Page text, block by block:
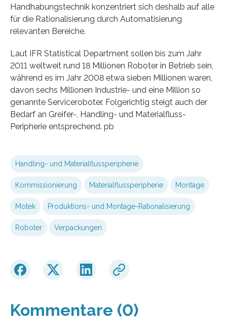
Handhabungstechnik konzentriert sich deshalb auf alle
für die Rationalisierung durch Automatisierung
relevanten Bereiche.
Laut IFR Statistical Department sollen bis zum Jahr
2011 weltweit rund 18 Millionen Roboter in Betrieb sein,
während es im Jahr 2008 etwa sieben Millionen waren,
davon sechs Millionen Industrie- und eine Million so
genannte Serviceroboter. Folgerichtig steigt auch der
Bedarf an Greifer-, Handling- und Materialfluss-
Peripherie entsprechend. pb
Handling- und Materialflussperipherie
Kommissionierung Materialflussperipherie Montage
Motek Produktions- und Montage-Rationalisierung
Roboter Verpackungen
Kommentare (0)